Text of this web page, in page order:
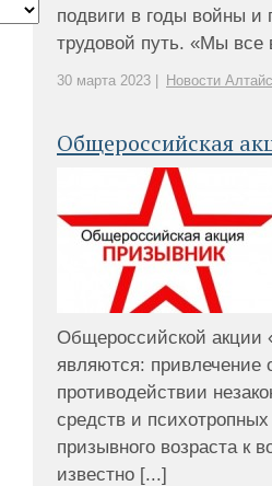
подвиги в годы войны
трудовой путь. «Мы все
30 марта 2023 | Новости
Общероссийская
Общероссийской акции
являются: привлечение
противодействии
средств и
призывного возраста к
известно [...]